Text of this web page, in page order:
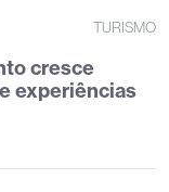
TURISMO
cresce
experiências